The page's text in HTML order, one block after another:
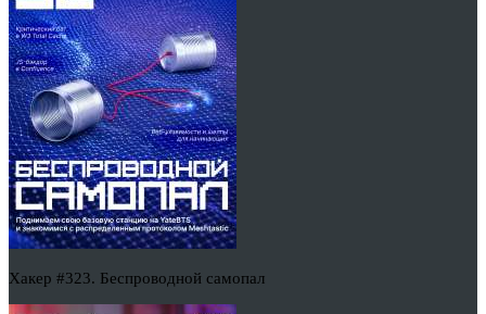
Хакер #323. Беспроводной самопал